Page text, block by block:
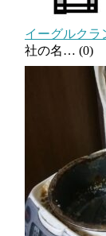
イーグルクラ
社の名… (0)